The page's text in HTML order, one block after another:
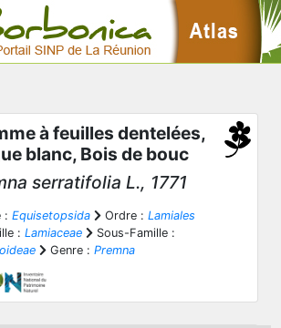
à feuilles dentelées,
blanc, Bois de bouc
serratifolia L., 1771
: Equisetopsida Ordre : Lamiales
: Lamiaceae
Sous-Famille :
Genre : Premna